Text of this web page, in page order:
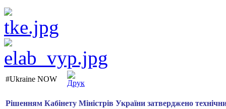
#Ukraine NOW
Рішенням Кабінету Міністрів України затверджено